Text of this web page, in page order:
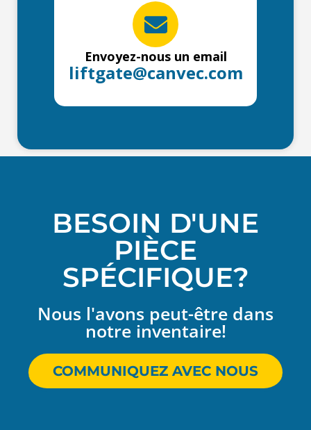
Envoyez-nous un email
liftgate@canvec.com
BESOIN D'UNE
PIÈCE
SPÉCIFIQUE?
Nous l'avons peut-être dans
notre inventaire!
COMMUNIQUEZ AVEC NOUS